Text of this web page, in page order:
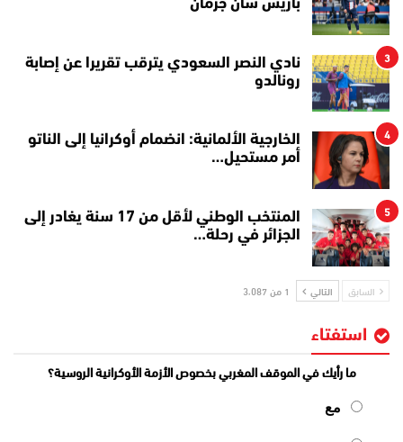
باريس سان جرمان
3
نادي النصر السعودي يترقب تقريرا عن إصابة
رونالدو
4
الخارجية الألمانية: انضمام أوكرانيا إلى الناتو
أمر مستحيل…
5
المنتخب الوطني لأقل من 17 سنة يغادر إلى
الجزائر في رحلة…
السابق التالي 1 من 3٬087
استفتاء
ما رأيك في الموقف المغربي بخصوص الأزمة الأوكرانية الروسية؟
مع